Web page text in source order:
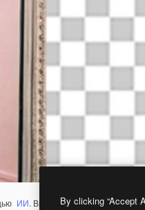
ИИ. Вы можете создать свой
By clicking “Accept